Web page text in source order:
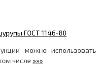
ГОСТ 1146-80
можно использовать
числе »»»